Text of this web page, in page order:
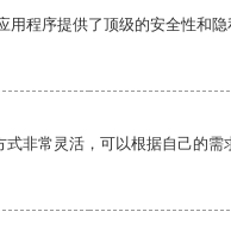
用程序提供了顶级的安全性和隐
非常灵活，可以根据自己的需